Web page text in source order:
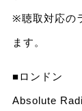
※聴取対応の
ます。
■ロンドン
Absolute